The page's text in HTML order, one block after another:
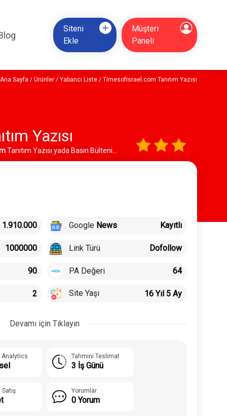
Siteni
Ekle
Müşteri
Paneli
Ana Sayfa / Ürünler/ Yabancı Liste/ TimesofIsrael.com Tanıtım Yazısı
Yazısı
Tanıtım Yazısı yada Basın Bülteni
1.910.000 Google News Kayıtlı
1000000 Link Türü Dofollow
90 PA Değeri 64
2 Site Yaşı 16 Yıl 5 Ay
Devamı için Tıklayın
Analytics Tahmini Teslimat
3 İş Günü
Yorumlar
0 Yorum